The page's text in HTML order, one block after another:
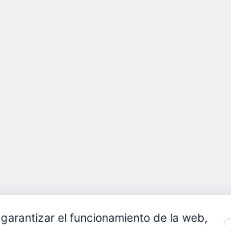
el funcionamiento de la web,